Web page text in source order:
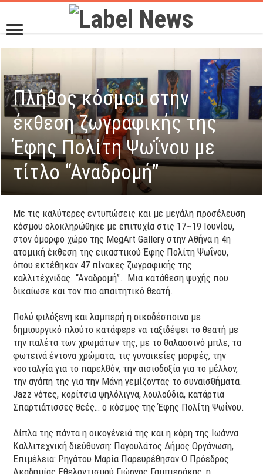
Πλήθος κόσμου στην
έκθεση ζωγραφικής της
Έφης Πολίτη Ψωΐνου με
τίτλο “Αναδρομή”
Με τις καλύτερες εντυπώσεις και με μεγάλη προσέλευση
κόσμου ολοκληρώθηκε με επιτυχία στις 17~19 Ιουνίου,
στον όμορφο χώρο της MegArt Gallery στην Αθήνα η 4η
ατομική έκθεση της εικαστικού Έφης Πολίτη Ψωΐνου,
όπου εκτέθηκαν 47 πίνακες ζωγραφικής της
καλλιτέχνιδας. “Αναδρομή”. Μια κατάθεση ψυχής που
δικαίωσε και τον πιο απαιτητικό θεατή.
Πολύ φιλόξενη και λαμπερή η οικοδέσποινα με
δημιουργικό πλούτο κατάφερε να ταξιδέψει το θεατή με
την παλέτα των χρωμάτων της, με το θαλασσινό μπλε, τα
φωτεινά έντονα χρώματα, τις γυναικείες μορφές, την
νοσταλγία για το παρελθόν, την αισιοδοξία για το μέλλον,
την αγάπη της για την Μάνη γεμίζοντας το συναισθήματα.
Jazz νότες, κορίτσια ψηλόλιγνα, λουλούδια, κατάρτια
Σπαρτιάτισσες θεές… ο κόσμος της Έφης Πολίτη Ψωΐνου.
Δίπλα της πάντα η οικογένειά της και η κόρη της Ιωάννα.
Καλλιτεχνική διεύθυνση: Παγουλάτος Δήμος Οργάνωση,
Επιμέλεια: Ρηγάτου Μαρία Παρευρέθησαν Ο Πρόεδρος
Ακαδημίας Εθελοντισμού Γιώργος Γαμπιεράκης, η